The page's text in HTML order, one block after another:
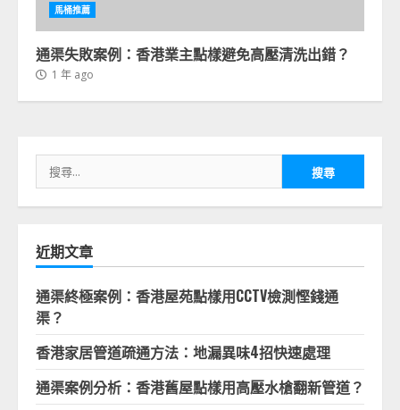
馬桶推薦
通渠失敗案例：香港業主點樣避免高壓清洗出錯？
1 年 ago
尋
關
字:
近期文章
通渠終極案例：香港屋苑點樣用CCTV檢測慳錢通
渠？
香港家居管道疏通方法：地漏異味4招快速處理
通渠案例分析：香港舊屋點樣用高壓水槍翻新管道？